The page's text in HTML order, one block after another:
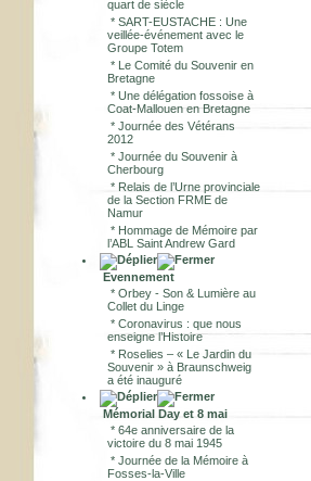
quart de siècle
* SART-EUSTACHE : Une
veillée-événement avec le
Groupe Totem
* Le Comité du Souvenir en
Bretagne
* Une délégation fossoise à
Coat-Mallouen en Bretagne
* Journée des Vétérans
2012
* Journée du Souvenir à
Cherbourg
* Relais de l’Urne provinciale
de la Section FRME de
Namur
* Hommage de Mémoire par
l’ABL Saint Andrew Gard
Evennement
* Orbey - Son & Lumière au
Collet du Linge
* Coronavirus : que nous
enseigne l’Histoire
* Roselies – « Le Jardin du
Souvenir » à Braunschweig
a été inauguré
Mémorial Day et 8 mai
* 64e anniversaire de la
victoire du 8 mai 1945
* Journée de la Mémoire à
Fosses-la-Ville